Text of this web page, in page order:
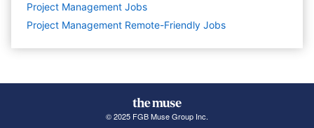
Project Management Jobs
Project Management Remote-Friendly Jobs
© 2025 FGB Muse Group Inc.